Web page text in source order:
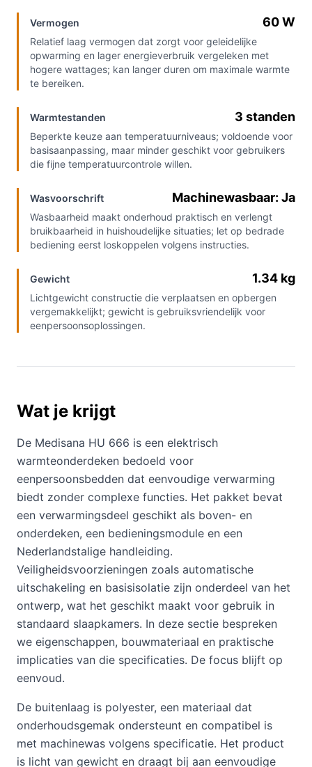
Vermogen 60 W
Relatief laag vermogen dat zorgt voor geleidelijke
opwarming en lager energieverbruik vergeleken met
hogere wattages; kan langer duren om maximale warmte
te bereiken.
Warmtestanden 3 standen
Beperkte keuze aan temperatuurniveaus; voldoende voor
basisaanpassing, maar minder geschikt voor gebruikers
die fijne temperatuurcontrole willen.
Wasvoorschrift Machinewasbaar: Ja
Wasbaarheid maakt onderhoud praktisch en verlengt
bruikbaarheid in huishoudelijke situaties; let op bedrade
bediening eerst loskoppelen volgens instructies.
Gewicht 1.34 kg
Lichtgewicht constructie die verplaatsen en opbergen
vergemakkelijkt; gewicht is gebruiksvriendelijk voor
eenpersoonsoplossingen.
Wat je krijgt
De Medisana HU 666 is een elektrisch
warmteonderdeken bedoeld voor
eenpersoonsbedden dat eenvoudige verwarming
biedt zonder complexe functies. Het pakket bevat
een verwarmingsdeel geschikt als boven- en
onderdeken, een bedieningsmodule en een
Nederlandstalige handleiding.
Veiligheidsvoorzieningen zoals automatische
uitschakeling en basisisolatie zijn onderdeel van het
ontwerp, wat het geschikt maakt voor gebruik in
standaard slaapkamers. In deze sectie bespreken
we eigenschappen, bouwmateriaal en praktische
implicaties van die specificaties. De focus blijft op
eenvoud.
De buitenlaag is polyester, een materiaal dat
onderhoudsgemak ondersteunt en compatibel is
met machinewas volgens specificatie. Het product
is licht van gewicht en draagt bij aan eenvoudige